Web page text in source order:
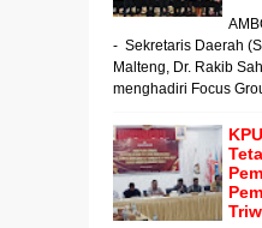
- Sekretaris Daerah
Malteng, Dr. Rakib
menghadiri Focus